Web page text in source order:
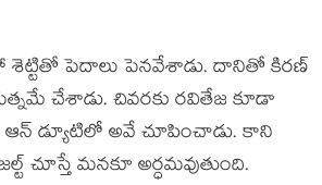
శెట్టితో పెదాలు పెనవేశాడు. దానితో కిరణ్‌
చేశాడు. చివరకు రవితేజ కూడా
డ్యూటిలో అవే చూపించాడు. కాని
మనకూ అర్ధమవుతుంది.